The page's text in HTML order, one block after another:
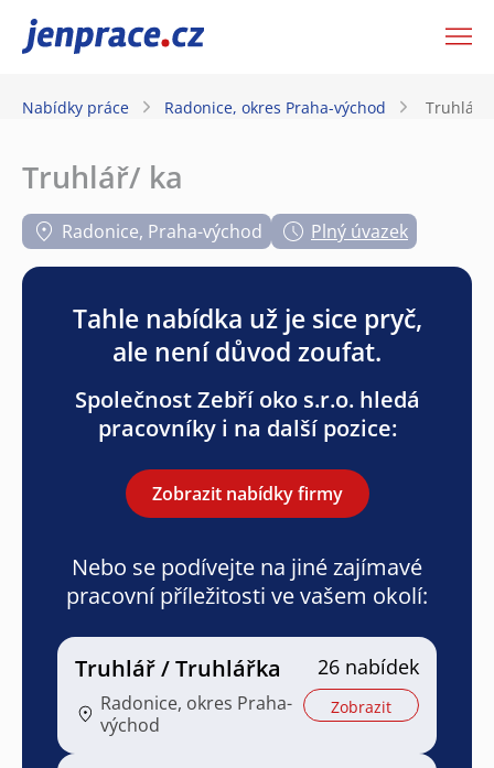
JenPráce.cz
Nabídky práce Radonice, okres Praha-východ Truhlář/
Truhlář/ ka
Radonice, Praha-východ Plný úvazek
Tahle nabídka už je sice pryč,
ale není důvod zoufat.
Společnost Zebří oko s.r.o. hledá
pracovníky i na další pozice:
Zobrazit nabídky firmy
Nebo se podívejte na jiné zajímavé
pracovní příležitosti ve vašem okolí:
Truhlář / Truhlářka
Radonice, okres Praha-
východ
26 nabídek
Zobrazit